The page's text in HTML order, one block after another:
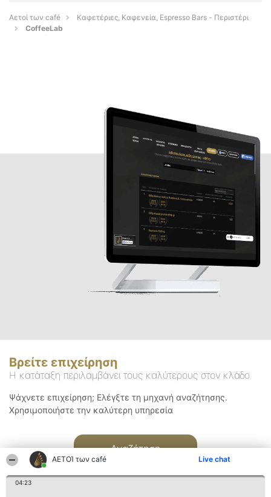
ΑΕΤΟΊ των café Live chat
04:23
Αετοί των café
Καφετέριες, Καφενεία, Espresso Bars - Περιστέρι
CoffeeLab
Βρείτε επιχείρηση
Η κατάταξη περιλαμβάνει τους καλύτερους στον κλάδο
Ψάχνετε επιχείρηση; Ελέγξτε τη μηχανή αναζήτησης.
Χρησιμοποιήστε την καλύτερη υπηρεσία
Αναζήτηση